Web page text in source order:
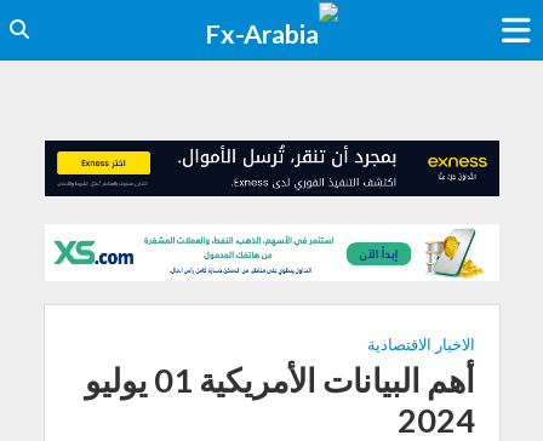
الاخبار الاقتصادية
أهم البيانات الأمريكية 01 يوليو
2024